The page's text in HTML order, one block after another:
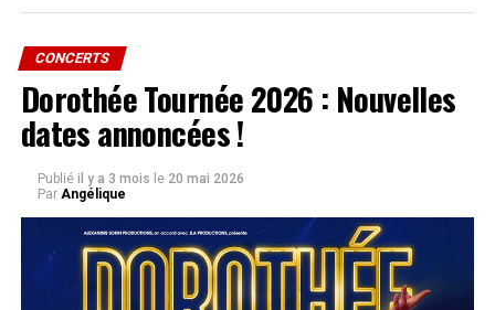
CONCERTS
Dorothée Tournée 2026 : Nouvelles
dates annoncées !
Publié il y a 3 mois le 20 mai 2026
Par Angélique